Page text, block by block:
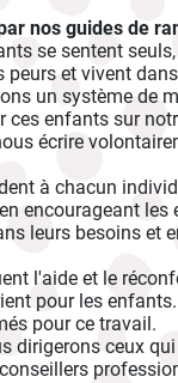
nos guides de
se sentent
peurs et vivent
un système de
ces enfants sur
écrire
à chacun
encourageant les
leurs besoins et
l'aide et le
pour les
pour ce travail.
dirigerons ceux